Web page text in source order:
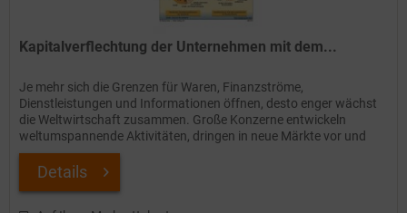
Kapitalverflechtung der Unternehmen mit dem...
Je mehr sich die Grenzen für Waren, Finanzströme,
Dienstleistungen und Informationen öffnen, desto enger wächst
die Weltwirtschaft zusammen. Große Konzerne entwickeln
weltumspannende Aktivitäten, dringen in neue Märkte vor und
verlagern...
Details